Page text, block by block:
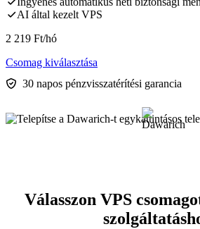
AI által kezelt VPS
2 219 Ft/hó
Csomag kiválasztása
30 napos pénzvisszatérítési garancia
Válasszon VPS